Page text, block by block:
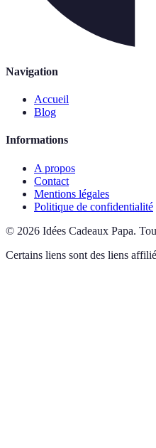
Navigation
Accueil
Blog
Informations
A propos
Contact
Mentions légales
Politique de confidentialité
© 2026 Idées Cadeaux Papa.
Certains liens sont des liens